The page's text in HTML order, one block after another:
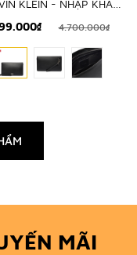
KLEIN - NHẬP KHẨU
CHÍNH HÃNG TỪ Ý
4.700.000₫
MÃI